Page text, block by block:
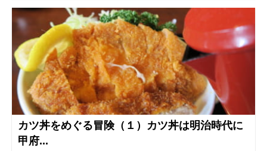
カツ丼をめぐる冒険（１）カツ丼は明治時代に
甲府...